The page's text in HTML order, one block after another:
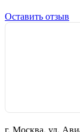
Оставить отзыв